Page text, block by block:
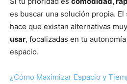
es buscar una solución propia.
hace que existan alternativas
usar, focalizadas en tu
espacio.
¿Cómo Maximizar Espacio y